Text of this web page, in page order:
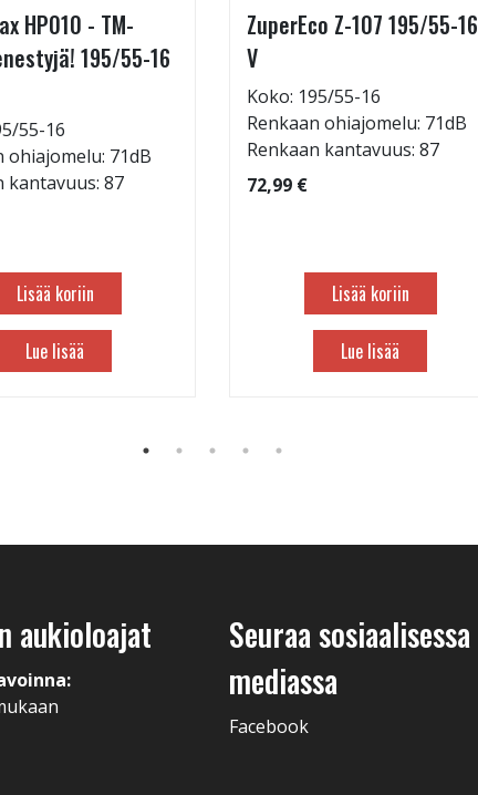
HP010 - TM-
195/55-16
55-16
ohiajomelu: 71dB
kantavuus: 87
Lisää koriin
Lue lisää
ZuperEco Z-107 195/55-16
V
Koko: 195/55-16
Renkaan ohiajomelu: 71dB
Renkaan kantavuus: 87
72,99 €
Lisää koriin
Lue lisää
aukioloajat
Seuraa sosiaalisessa
mediassa
Facebook